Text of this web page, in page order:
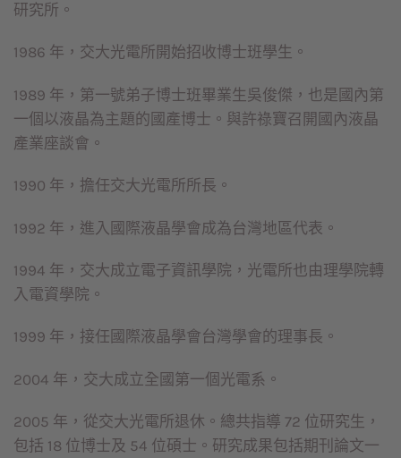
研究所。
1986 年，交大光電所開始招收博士班學生。
1989 年，第一號弟子博士班畢業生吳俊傑，也是國內第
一個以液晶為主題的國產博士。與許祿寶召開國內液晶
產業座談會。
1990 年，擔任交大光電所所長。
1992 年，進入國際液晶學會成為台灣地區代表。
1994 年，交大成立電子資訊學院，光電所也由理學院轉
入電資學院。
1999 年，接任國際液晶學會台灣學會的理事長。
2004 年，交大成立全國第一個光電系。
2005 年，從交大光電所退休。總共指導 72 位研究生，
包括 18 位博士及 54 位碩士。研究成果包括期刊論文一